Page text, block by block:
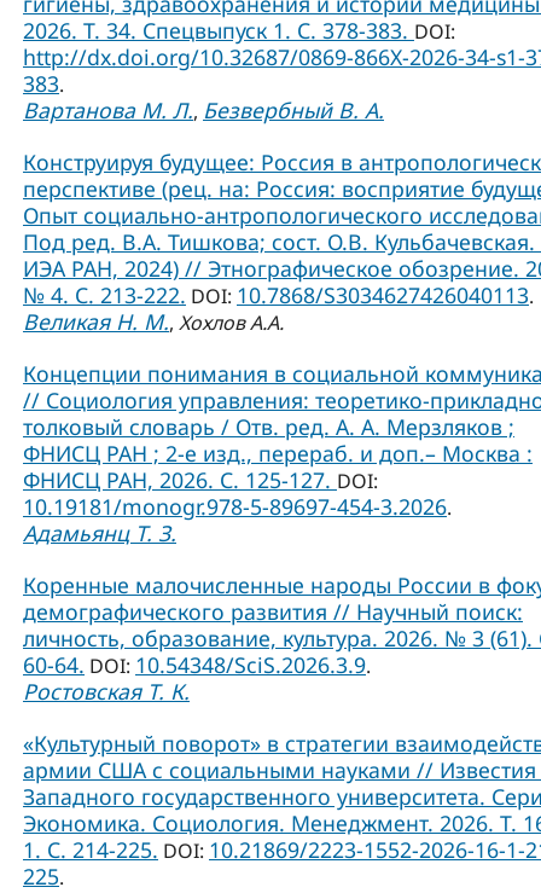
2026. Т. 34. Спецвыпуск 1. С. 378-383. DOI:
http://dx.doi.org/10.32687/0869-866X-2026-34-s1-
383.
Вартанова М. Л., Безвербный В. А.
Конструируя будущее: Россия в
перспективе (рец. на: Россия: восприятие
Опыт социально-антропологического
Под ред. В.А. Тишкова; сост. О.В.
ИЭА РАН, 2024) // Этнографическое обозрение.
№ 4. С. 213-222. DOI: 10.7868/S3034627426040113.
Великая Н. М., Хохлов А.А.
Концепции понимания в социальной
// Социология управления: теоретико-
толковый словарь / Отв. ред. А. А. Мерзляков ;
ФНИСЦ РАН ; 2-е изд., перераб. и доп.– Москва :
ФНИСЦ РАН, 2026. С. 125-127. DOI:
10.19181/monogr.978-5-89697-454-3.2026.
Адамьянц Т. З.
Коренные малочисленные народы России в
демографического развития // Научный поиск:
личность, образование, культура. 2026. № 3 (61).
60-64. DOI: 10.54348/SciS.2026.3.9.
Ростовская Т. К.
«Культурный поворот» в стратегии
армии США с социальными науками //
Западного государственного университета.
Экономика. Социология. Менеджмент. 2026. Т.
1. С. 214-225. DOI: 10.21869/2223-1552-2026-16-1-
225.